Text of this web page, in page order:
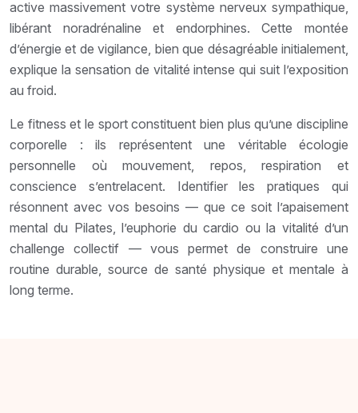
active massivement votre système nerveux sympathique,
libérant noradrénaline et endorphines. Cette montée
d’énergie et de vigilance, bien que désagréable initialement,
explique la sensation de vitalité intense qui suit l’exposition
au froid.
Le fitness et le sport constituent bien plus qu’une discipline
corporelle : ils représentent une véritable écologie
personnelle où mouvement, repos, respiration et
conscience s’entrelacent. Identifier les pratiques qui
résonnent avec vos besoins — que ce soit l’apaisement
mental du Pilates, l’euphorie du cardio ou la vitalité d’un
challenge collectif — vous permet de construire une
routine durable, source de santé physique et mentale à
long terme.